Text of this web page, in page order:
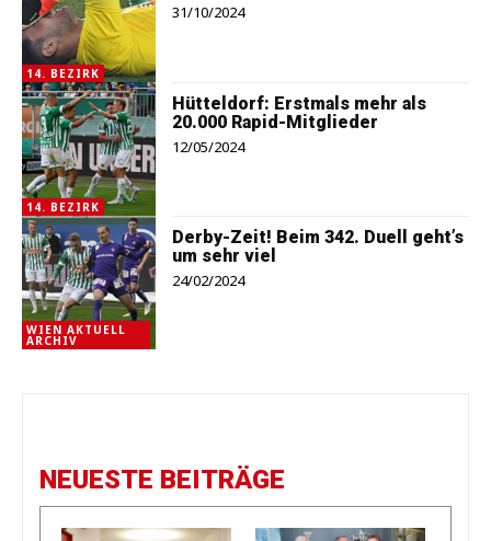
14. BEZIRK
31/10/2024
14. BEZIRK
Hütteldorf: Erstmals mehr als
20.000 Rapid-Mitglieder
12/05/2024
WIEN AKTUELL
ARCHIV
Derby-Zeit! Beim 342. Duell geht’s
um sehr viel
24/02/2024
NEUESTE BEITRÄGE